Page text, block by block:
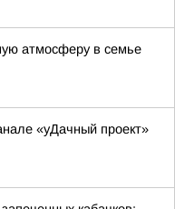
атмосферу в семье
«уДачный проект»